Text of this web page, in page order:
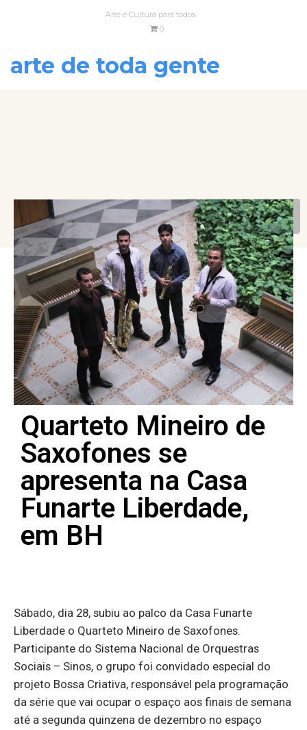
Arte e Cultura para todos
0
arte de toda gente
VOLTAR
Quarteto Mineiro de
Saxofones se
apresenta na Casa
Funarte Liberdade,
em BH
Sábado, dia 28, subiu ao palco da Casa Funarte
Liberdade o Quarteto Mineiro de Saxofones.
Participante do Sistema Nacional de Orquestras
Sociais – Sinos, o grupo foi convidado especial do
projeto Bossa Criativa, responsável pela programação
da série que vai ocupar o espaço aos finais de semana
até a segunda quinzena de dezembro no espaço